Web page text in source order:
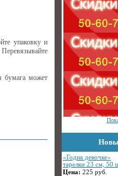
упаковку и
бумага может
«Годик девочке»
тарелки 23 см, 50
Цена: 225 руб.